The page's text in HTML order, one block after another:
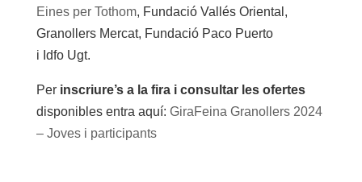
Eines per Tothom, Fundació Vallés Oriental,
Granollers Mercat, Fundació Paco Puerto
i Idfo Ugt.
Perinscriure’s a la fira i consultar les ofertes
disponibles entra aquí: GiraFeina Granollers 2024
– Joves i participants